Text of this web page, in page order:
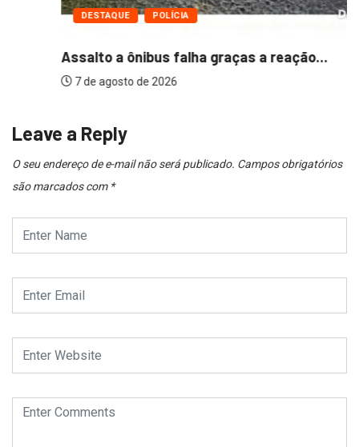
DESTAQUE POLÍCIA
Assalto a ônibus falha graças a reação...
7 de agosto de 2026
Leave a Reply
O seu endereço de e-mail não será publicado. Campos obrigatórios
são marcados com *